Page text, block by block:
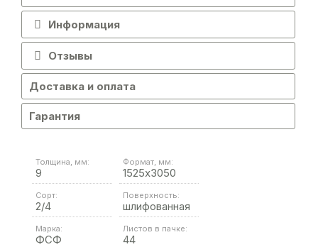
Информация
Отзывы
Доставка и оплата
Гарантия
Толщина, мм:
9
Формат, мм:
1525х3050
Сорт:
2/4
Поверхность:
шлифованная
Марка:
ФСФ
Листов в пачке:
44